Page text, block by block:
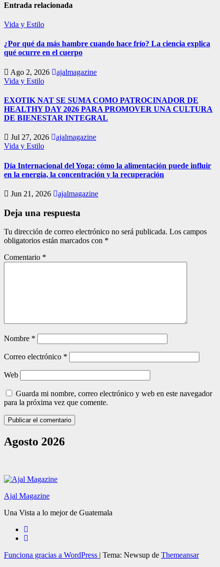
Entrada relacionada
Vida y Estilo
¿Por qué da más hambre cuando hace frío? La ciencia explica
qué ocurre en el cuerpo
Ago 2, 2026
ajalmagazine
Vida y Estilo
EXOTIK NAT SE SUMA COMO PATROCINADOR DE
HEALTHY DAY 2026 PARA PROMOVER UNA CULTURA
DE BIENESTAR INTEGRAL
Jul 27, 2026
ajalmagazine
Vida y Estilo
Día Internacional del Yoga: cómo la alimentación puede influir
en la energía, la concentración y la recuperación
Jun 21, 2026 ajalmagazine
Deja una respuesta
Tu dirección de correo electrónico no será publicada. Los campos
obligatorios están marcados con *
Comentario *
Nombre *
Correo electrónico *
Web
Guarda mi nombre, correo electrónico y web en este navegador
para la próxima vez que comente.
Agosto 2026
Ajal Magazine
Una Vista a lo mejor de Guatemala
Funciona gracias a WordPress | Tema: Newsup de Themeansar